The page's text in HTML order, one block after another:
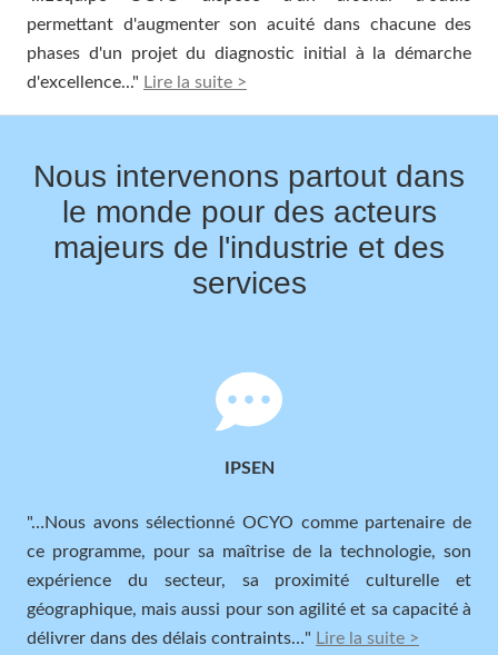
permettant d'augmenter son acuité dans chacune des
phases d'un projet du diagnostic initial à la démarche
d'excellence..." Lire la suite >
Nous intervenons partout dans
le monde pour des acteurs
majeurs de l'industrie et des
services
IPSEN
"…Nous avons sélectionné OCYO comme partenaire de
ce programme, pour sa maîtrise de la technologie, son
expérience du secteur, sa proximité culturelle et
géographique, mais aussi pour son agilité et sa capacité à
délivrer dans des délais contraints…" Lire la suite >